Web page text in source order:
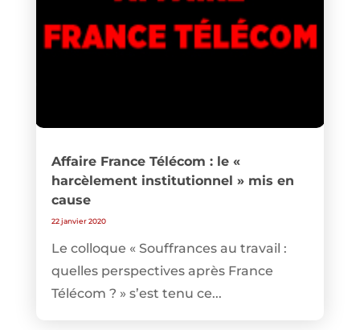
Affaire France Télécom : le «
harcèlement institutionnel » mis en
cause
22 janvier 2020
Le colloque « Souffrances au travail :
quelles perspectives après France
Télécom ? » s’est tenu ce...